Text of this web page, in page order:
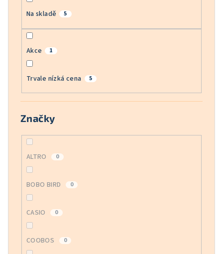
Na skladě 5
Akce 1
Trvale nízká cena 5
Značky
ALTRO 0
BOBO BIRD 0
CASIO 0
COOBOS 0